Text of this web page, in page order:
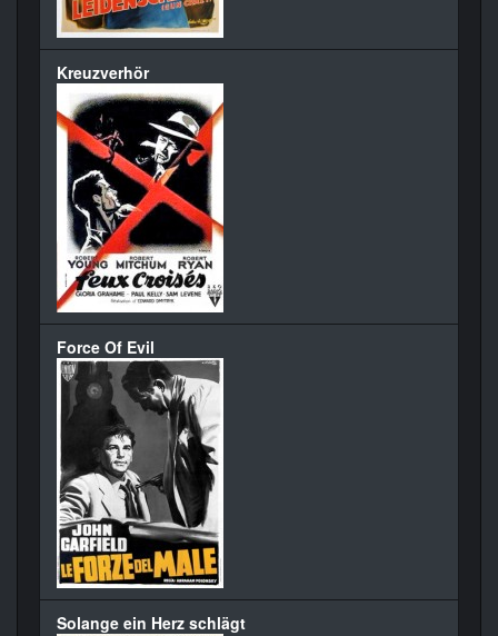
Kreuzverhör
Force Of Evil
Solange ein Herz schlägt